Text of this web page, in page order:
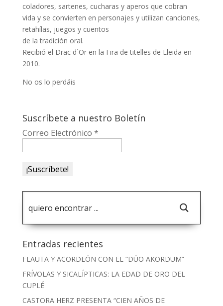
coladores, sartenes, cucharas y aperos que cobran
vida y se convierten en personajes y utilizan canciones,
retahílas, juegos y cuentos
de la tradición oral.
Recibió el Drac d´Or en la Fira de titelles de Lleida en
2010.
No os lo perdáis
Suscríbete a nuestro Boletín
Correo Electrónico *
Entradas recientes
FLAUTA Y ACORDEÓN CON EL “DÚO AKORDUM”
FRÍVOLAS Y SICALÍPTICAS: LA EDAD DE ORO DEL
CUPLÉ
CASTORA HERZ PRESENTA “CIEN AÑOS DE